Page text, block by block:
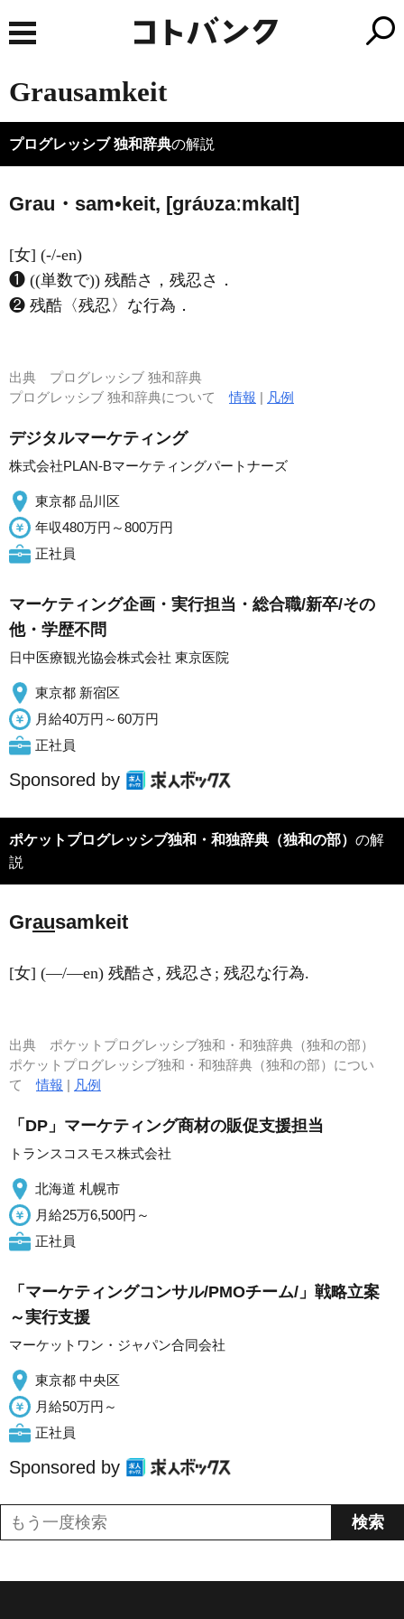
Grausamkeit
プログレッシブ 独和辞典の解説
Grau・sam•keit, [ɡráυzaːmkaIt]
[女] (-/-en)
❶ ((単数で)) 残酷さ，残忍さ．
❷ 残酷〈残忍〉な行為．
出典 プログレッシブ 独和辞典
プログレッシブ 独和辞典について情報 | 凡例
デジタルマーケティング
株式会社PLAN‐Bマーケティングパートナーズ
東京都 品川区
年収480万円～800万円
正社員
マーケティング企画・実行担当・総合職/新卒/その
他・学歴不問
日中医療観光協会株式会社 東京医院
東京都 新宿区
月給40万円～60万円
正社員
Sponsored by
ポケットプログレッシブ独和・和独辞典（独和の部） の解
説
Grausamkeit
[女] (―/―en) 残酷さ, 残忍さ; 残忍な行為.
出典 ポケットプログレッシブ独和・和独辞典（独和の部）
ポケットプログレッシブ独和・和独辞典（独和の部）につい
て情報 | 凡例
「DP」マーケティング商材の販促支援担当
トランスコスモス株式会社
北海道 札幌市
月給25万6,500円～
正社員
「マーケティングコンサル/PMOチーム/」戦略立案
～実行支援
マーケットワン・ジャパン合同会社
東京都 中央区
月給50万円～
正社員
Sponsored by